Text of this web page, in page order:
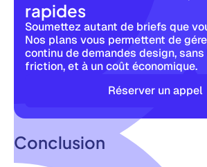
rapides
Soumettez autant de briefs que
Nos plans vous permettent de
continu de demandes design,
friction, et à un coût économique.
Réserver un appel
Conclusion